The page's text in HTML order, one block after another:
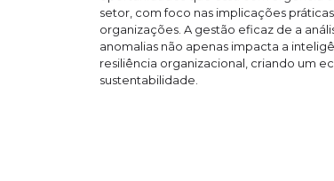
setor, com foco nas implicações
organizações. A gestão eficaz de a
anomalias não apenas impacta a
resiliência organizacional, criando um
sustentabilidade.